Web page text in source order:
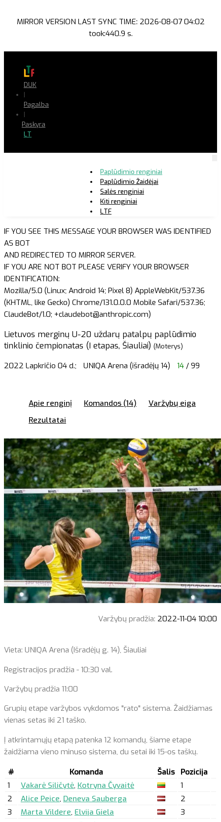
MIRROR VERSION LAST SYNC TIME: 2026-08-07 04:02
took:440.9 s.
DUK
|
Pagalba
|
Paskyra
LT
Paplūdimio renginiai
Paplūdimio Žaidėjai
Salės renginiai
Kiti renginiai
LTF
IF YOU SEE THIS MESSAGE YOUR BROWSER WAS IDENTIFIED
AS BOT
AND REDIRECTED TO MIRROR SERVER.
IF YOU ARE NOT BOT PLEASE VERIFY YOUR BROWSER
IDENTIFICATION:
Mozilla/5.0 (Linux; Android 14; Pixel 8) AppleWebKit/537.36
(KHTML, like Gecko) Chrome/131.0.0.0 Mobile Safari/537.36;
ClaudeBot/1.0; +claudebot@anthropic.com)
Lietuvos merginų U-20 uždarų patalpų paplūdimio
tinklinio čempionatas (I etapas, Šiauliai) (Moterys)
2022 Lapkričio 04 d.; UNIQA Arena (išradėjų 14) 14 / 99
Apie renginį Komandos (14)
Varžybų eiga
Rezultatai
Varžybų pradžia: 2022-11-04 10:00
Vieta: UNIQA Arena (Išradėjų g. 14), Šiauliai
Registracijos pradžia - 10:30 val.
Varžybų pradžia 11:00
Grupių etape varžybos vykdomos "rato" sistema. Žaidžiamas
vienas setas iki 21 taško.
Į atkrintamųjų etapą patenka 12 komandų, šiame etape
žaidžiama vieno minuso sistema, du setai iki 15-os taškų.
# Komanda Šalis
Pozicija
1
Vakarė Siličytė, Kotryna Čyvaitė
1
2
Alice Peice, Deneva Sauberga
2
3
Marta Vildere, Elvija Giela
3